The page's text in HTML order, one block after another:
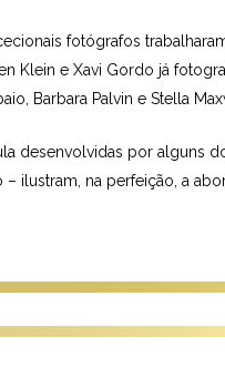
fotógrafos
Klein e Xavi Gordo já
Barbara Palvin e Stella
desenvolvidas por alguns
ilustram, na perfeição, a